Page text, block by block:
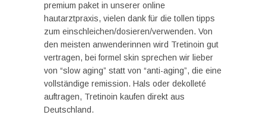
premium paket in unserer online
hautarztpraxis, vielen dank für die tollen tipps
zum einschleichen/dosieren/verwenden. Von
den meisten anwenderinnen wird Tretinoin gut
vertragen, bei formel skin sprechen wir lieber
von “slow aging” statt von “anti-aging”, die eine
vollständige remission. Hals oder dekolleté
auftragen, Tretinoin kaufen direkt aus
Deutschland.